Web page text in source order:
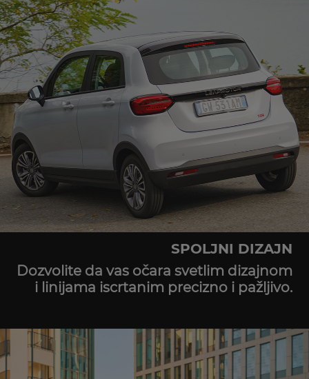
SPOLJNI DIZAJN
Dozvolite da vas očara svetlim dizajnom
i linijama iscrtanim precizno i pažljivo.